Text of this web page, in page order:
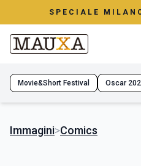
SPECIALE
Movie&Short Festival Oscar
Immagini>Comics